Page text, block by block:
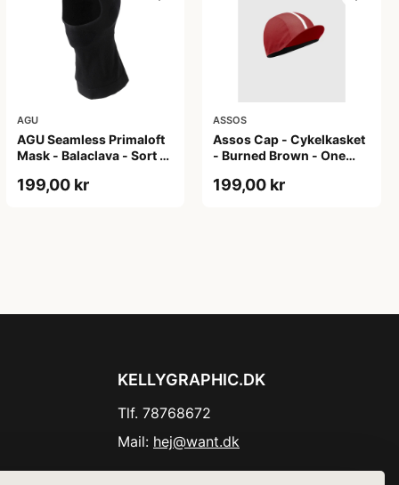
AGU
AGU Seamless Primaloft
Mask - Balaclava - Sort -
199,00 kr
ASSOS
Assos Cap - Cykelkasket
- Burned Brown - One
199,00 kr
KELLYGRAPHIC.DK
Tlf. 78768672
Mail: hej@want.dk